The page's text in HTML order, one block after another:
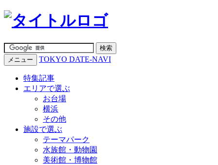
メニュー TOKYO DATE-NAVI
特集記事
エリアで選ぶ
お台場
横浜
その他
施設で選ぶ
テーマパーク
水族館・動物園
美術館・博物館